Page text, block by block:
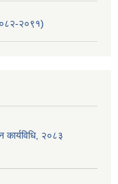
२०९१)
कार्यविधि, २०८३